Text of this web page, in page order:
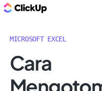
MICROSOFT EXCEL
Cara